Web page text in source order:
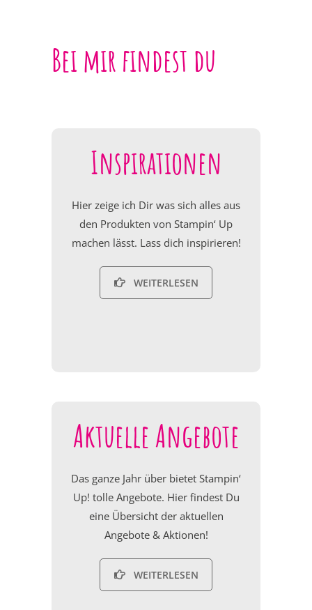
Bei mir findest du
Inspirationen
Hier zeige ich Dir was sich alles aus
den Produkten von Stampin‘ Up
machen lässt. Lass dich inspirieren!
WEITERLESEN
Aktuelle Angebote
Das ganze Jahr über bietet Stampin‘
Up! tolle Angebote. Hier findest Du
eine Übersicht der aktuellen
Angebote & Aktionen!
WEITERLESEN